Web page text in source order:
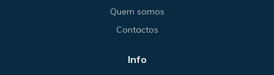
Quem somos
Contactos
Info